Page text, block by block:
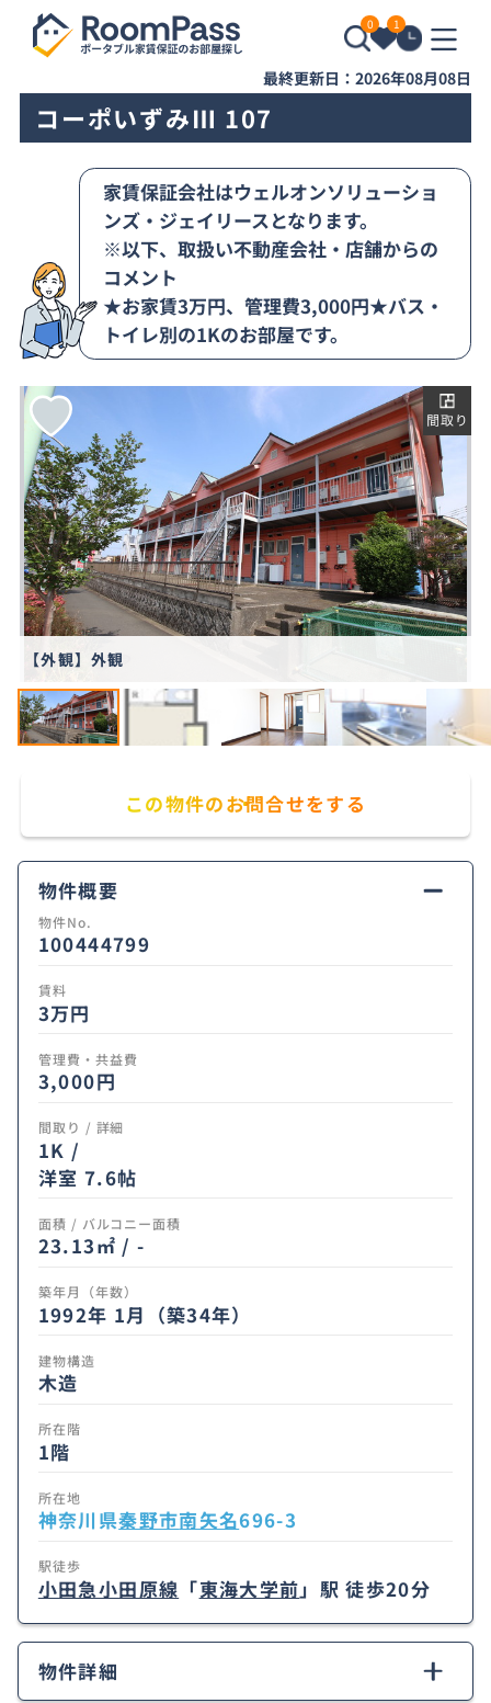
0 1
最終更新日：2026年08月08日
コーポいずみⅢ 107
家賃保証会社はウェルオンソリューショ
ンズ・ジェイリースとなります。
※以下、取扱い不動産会社・店舗からの
コメント
★お家賃3万円、管理費3,000円★バス・
トイレ別の1Kのお部屋です。
【外観】外観
この物件のお問合せをする
物件概要
物件No.
100444799
賃料
3万円
管理費・共益費
3,000円
間取り / 詳細
1K /
洋室 7.6帖
面積 / バルコニー面積
23.13㎡ / -
築年月（年数）
1992年 1月（築34年）
建物構造
木造
所在階
1階
所在地
神奈川県秦野市南矢名696-3
駅徒歩
小田急小田原線 「東海大学前 」駅 徒歩20分
物件詳細